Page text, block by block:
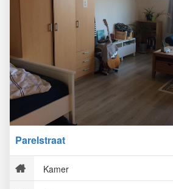
Parelstraat
Kamer